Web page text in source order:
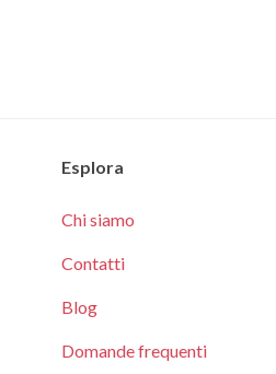
Esplora
Chi siamo
Contatti
Blog
Domande frequenti